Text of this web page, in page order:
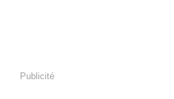
Publicité